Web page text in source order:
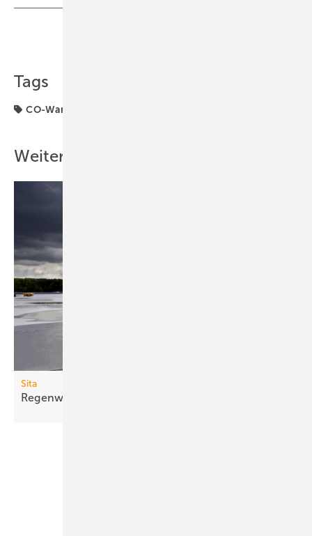
Tags
CO-Warnmelder
Weitere Inhalte
Sita
Regenwächter für